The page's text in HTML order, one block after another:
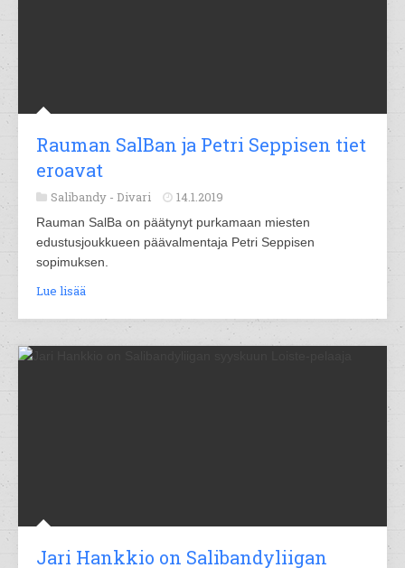
Rauman SalBan ja Petri Seppisen tiet
eroavat
Salibandy - Divari 14.1.2019
Rauman SalBa on päätynyt purkamaan miesten
edustusjoukkueen päävalmentaja Petri Seppisen
sopimuksen.
Lue lisää
Jari Hankkio on Salibandyliigan